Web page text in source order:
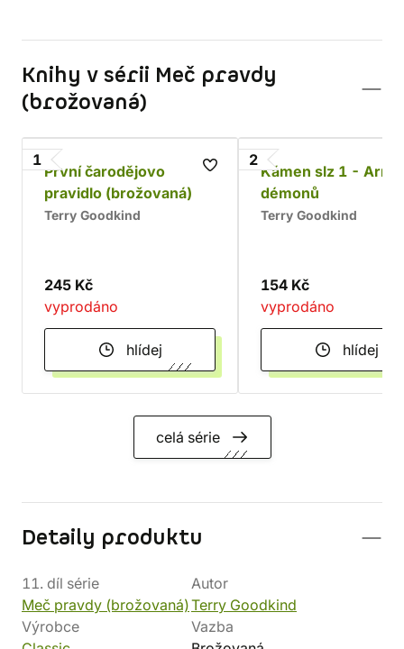
Knihy v sérii Meč pravdy
(brožovaná)
1
První čarodějovo
pravidlo (brožovaná)
Terry Goodkind
245 Kč
vyprodáno
hlídej
2
Kámen slz 1 -
démonů
Terry Goodkind
154 Kč
vyprodáno
hlídej
celá série
Detaily produktu
11. díl série
Meč pravdy (brožovaná)
Autor
Terry Goodkind
Výrobce
Vazba